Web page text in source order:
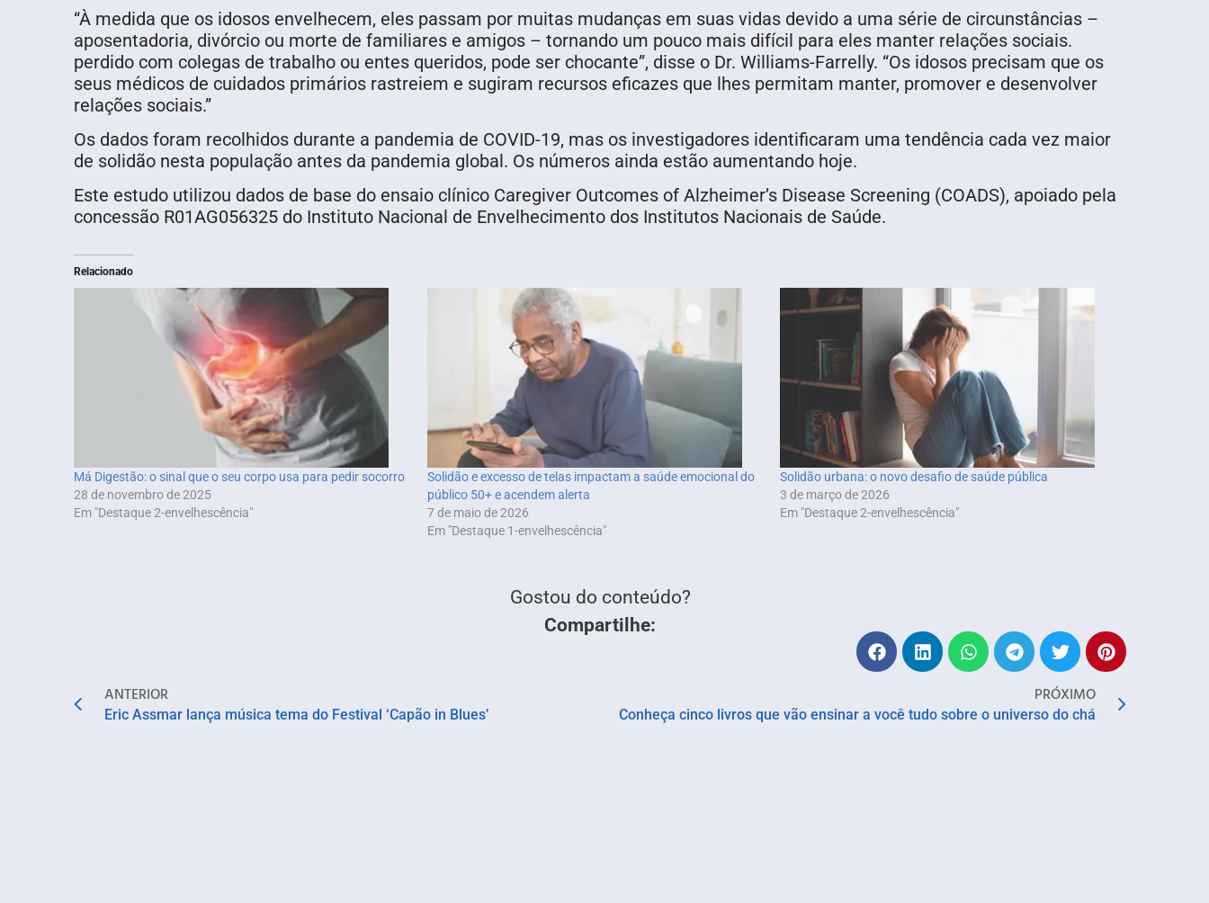
“À medida que os idosos envelhecem, eles passam por muitas mudanças em suas vidas devido a uma série de circunstâncias –
aposentadoria, divórcio ou morte de familiares e amigos – tornando um pouco mais difícil para eles manter relações sociais.
perdido com colegas de trabalho ou entes queridos, pode ser chocante”, disse o Dr. Williams-Farrelly. “Os idosos precisam que os
seus médicos de cuidados primários rastreiem e sugiram recursos eficazes que lhes permitam manter, promover e desenvolver
relações sociais.”
Os dados foram recolhidos durante a pandemia de COVID-19, mas os investigadores identificaram uma tendência cada vez maior
de solidão nesta população antes da pandemia global. Os números ainda estão aumentando hoje.
Este estudo utilizou dados de base do ensaio clínico Caregiver Outcomes of Alzheimer’s Disease Screening (COADS), apoiado pela
concessão R01AG056325 do Instituto Nacional de Envelhecimento dos Institutos Nacionais de Saúde.
Relacionado
Má Digestão: o sinal que o seu corpo usa para pedir socorro
28 de novembro de 2025
Em "Destaque 2-envelhescência"
Solidão e excesso de telas impactam a saúde emocional do
público 50+ e acendem alerta
7 de maio de 2026
Em "Destaque 1-envelhescência"
Solidão urbana: o novo desafio de saúde pública
3 de março de 2026
Em "Destaque 2-envelhescência"
Gostou do conteúdo?
Compartilhe:
ANTERIOR
Eric Assmar lança música tema do Festival ‘Capão in Blues’
PRÓXIMO
Conheça cinco livros que vão ensinar a você tudo sobre o universo do chá